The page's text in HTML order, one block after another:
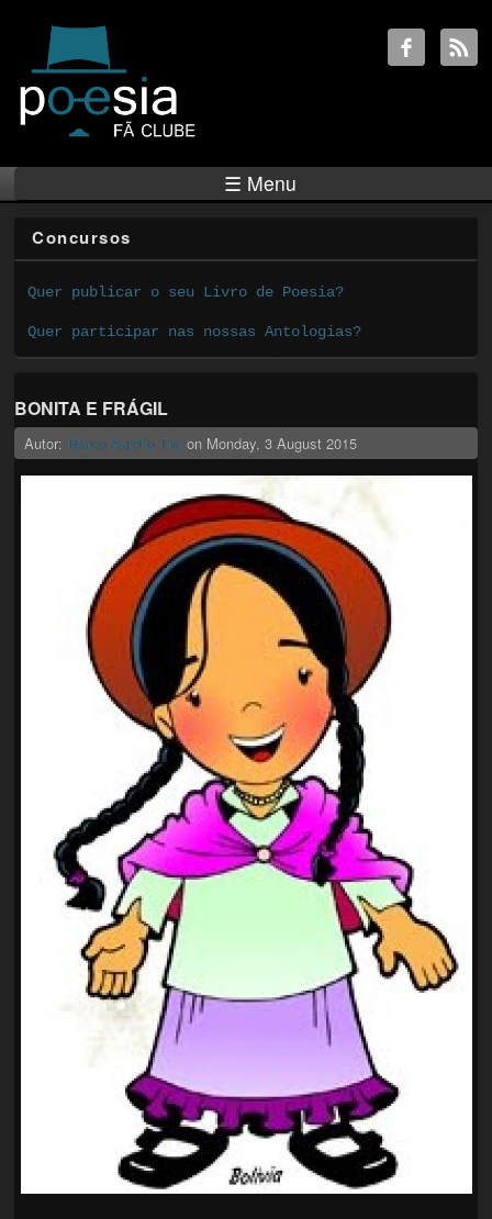
☰ Menu
Concursos
Quer publicar o seu Livro de Poesia?
Quer participar nas nossas Antologias?
BONITA E FRÁGIL
Autor: Marco Aurelio Tisi on Monday, 3 August 2015